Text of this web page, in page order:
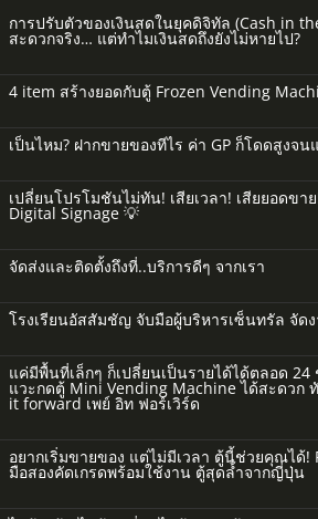
การปรับตัวของเงินสดในยุคดิจิทัล (Cash in
สะดวกจริง… แต่ทำไมเงินสดถึงยังไม่หายไป?
4 item สร้างยอดกับตู้ Frozen Vending
เป็นไหม? ฝากขายของทีไร ค่า GP ก็โดดสูงจน
เปลี่ยนโปรโมชันไม่ทัน! เสียเวลา! เสียยอดข
Digital Signage 💡
จัดส่งและติดตั้งถึงที่..บริการดีๆ จากเรา
โรงเรียนอัสสัมชัญ จับมือผู้บริหารเซ็นทรัล จัดง
แค่มีพื้นที่เล็กๆ ก็เปลี่ยนเป็นรายได้ได้ตลอด
แวะกดตู้ Mini Vending Machine ได้สะดวก
it forward เพย์ อิท ฟอร์เวิร์ด
อยากเริ่มขายของ แต่ไม่มีเวลา ตู้นี้ช่วยคุณได้!
มือสองคัดเกรดพร้อมใช้งาน ตู้สุดล้ำจากญี่ปุ่น